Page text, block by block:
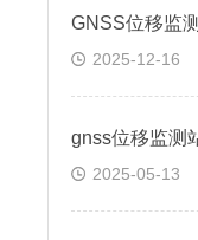
2025-12-16
2025-05-13